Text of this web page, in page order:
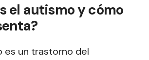
el autismo y cómo
es un trastorno del